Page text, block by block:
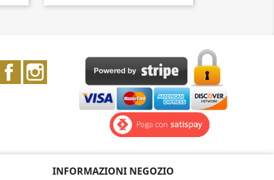
Facebook
INFORMAZIONI NEGOZIO